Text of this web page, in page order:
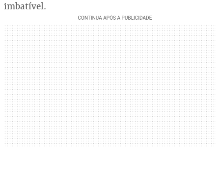
imbatível.